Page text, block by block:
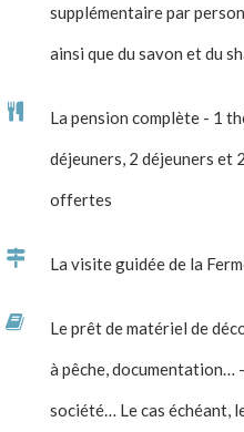
supplémentaire par
ainsi que du savon et du
La pension complète - 1
déjeuners, 2 déjeuners et
offertes
La visite guidée de la
Le prêt de matériel de
à pêche, documentation…
société… Le cas échéant,